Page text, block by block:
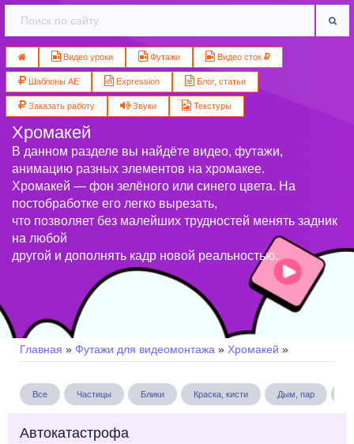
Видео уроки Футажи Видео сток
Шаблоны AE Expression Блог, статьи
Заказать работу Звуки Текстуры
Хромакей
В данном разделе вы найдёте видео, футажи,
анимацию разных элементов на хромакее.
Хромакей — фон зелёного или синего цвета. На
постобработке его легко вырезать,
что позволяет без малейших трудностей менять задник
на любой
другой и дополнять кадр новой реальностью.
Главная » Футажи для видеомонтажа » Хромакей »
Все Частицы Блики Краска, кисти Дым, пар
Автокатастрофа